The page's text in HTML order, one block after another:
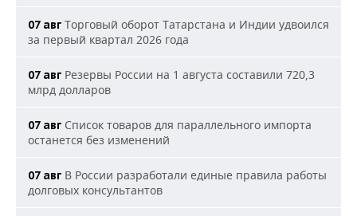
07 авг Торговый оборот Татарстана и Индии удвоился
за первый квартал 2026 года
07 авг Резервы России на 1 августа составили 720,3
млрд долларов
07 авг Список товаров для параллельного импорта
останется без изменений
07 авг В России разработали единые правила работы
долговых консультантов